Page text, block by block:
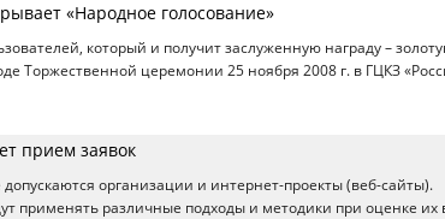
«Народное голосование»
который и получит заслуженную награду –
Торжественной церемонии 25 ноября 2008 г. в ГЦКЗ
прием заявок
допускаются организации и интернет-проекты (веб-сайты).
применять различные подходы и методики при оценке их